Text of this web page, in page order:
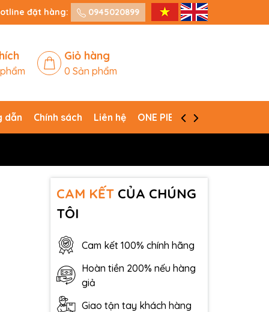
đặt hàng: 0945020899
Giỏ hàng
0 Sản phẩm
dẫn Chính sách Liên hệ ONE PIECE CARD GAME
CAM KẾTCỦA CHÚNG
TÔI
Cam kết 100% chính hãng
Hoàn tiền 200% nếu hàng
giả
Giao tận tay khách hàng